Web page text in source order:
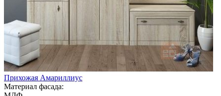
Прихожая Амариллиус
Материал фасада: